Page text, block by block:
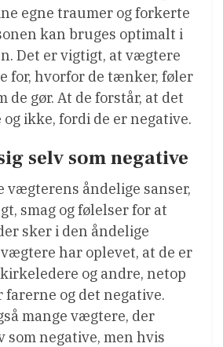
egne traumer og forkerte
kan bruges optimalt i
Det er vigtigt, at vægtere
for, hvorfor de tænker, føler
de gør. At de forstår, at det
ikke, fordi de er negative.
selv som negative
vægterens åndelige sanser,
smag og følelser for at
sker i den åndelige
har oplevet, at de er
og andre, netop
farerne og det negative.
mange vægtere, der
som negative, men hvis